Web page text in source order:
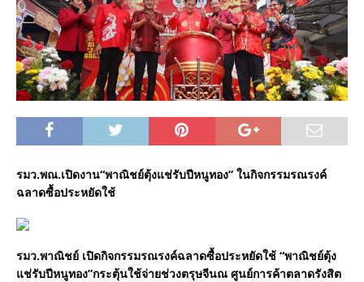
รมว.พณ.เปิดงาน“พาณิชย์ตุ้งแช่รับปีหนูทอง” ในกิจกรรมรณรงค์
ฉลาดซื้อประหยัดใช้
รมว.พาณิชย์ เปิดกิจกรรมรณรงค์ฉลาดซื้อประหยัดใช้ “พาณิชย์ตุ้ง
แช่รับปีหนูทอง”กระตุ้นใช้จ่ายช่วงตรุษจีนณ ศูนย์การค้าตลาดรังสิต